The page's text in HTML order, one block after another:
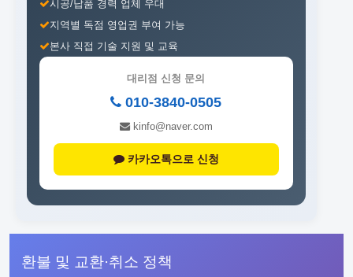
시공/납품 경력 업체 우대
지역별 독점 영업권 부여 가능
본사 직접 기술 지원 및 교육
대리점 신청 문의
010-3840-0505
kinfo@naver.com
카카오톡으로 신청
환불 및 교환·취소 정책